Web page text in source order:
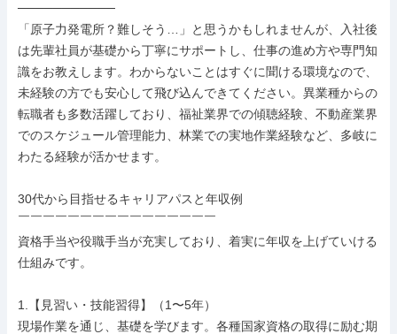
───────────
「原子力発電所？難しそう…」と思うかもしれませんが、入社後
は先輩社員が基礎から丁寧にサポートし、仕事の進め方や専門知
識をお教えします。わからないことはすぐに聞ける環境なので、
未経験の方でも安心して飛び込んできてください。異業種からの
転職者も多数活躍しており、福祉業界での傾聴経験、不動産業界
でのスケジュール管理能力、林業での実地作業経験など、多岐に
わたる経験が活かせます。
30代から目指せるキャリアパスと年収例
￣￣￣￣￣￣￣￣￣￣￣￣￣￣￣￣
資格手当や役職手当が充実しており、着実に年収を上げていける
仕組みです。
1.【見習い・技能習得】（1〜5年）
現場作業を通じ、基礎を学びます。各種国家資格の取得に励む期